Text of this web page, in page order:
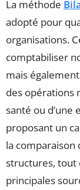
La méthode
adopté pour
organisations.
comptabiliser
mais
des opérations
santé ou d’une
proposant un
la
structures, tout
principales